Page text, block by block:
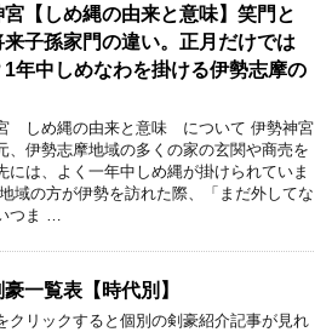
宮【しめ縄の由来と意味】笑門と
来子孫家門の違い。正月だけでは
1年中しめなわを掛ける伊勢志摩の
しめ縄の由来と意味 について 伊勢神宮
、伊勢志摩地域の多くの家の玄関や商売を
には、よく一年中しめ縄が掛けられていま
域の方が伊勢を訪れた際、「まだ外してな
つま …
豪一覧表【時代別】
クリックすると個別の剣豪紹介記事が見れ